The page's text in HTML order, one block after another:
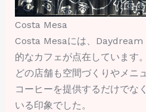
Costa Mesa
Costa Mesaには、
的なカフェが点在しています。
どの店舗も空間づくりやメニ
コーヒーを提供するだけでな
いる印象でした。